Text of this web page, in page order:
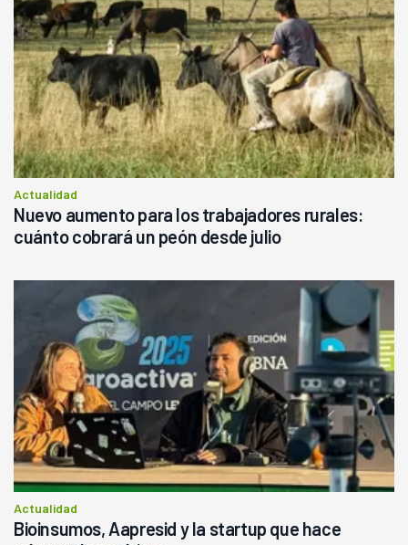
Actualidad
Nuevo aumento para los trabajadores rurales:
cuánto cobrará un peón desde julio
Actualidad
Bioinsumos, Aapresid y la startup que hace